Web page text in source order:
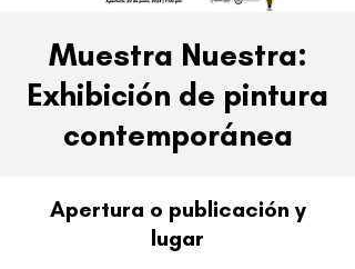
Muestra Nuestra:
Exhibición de pintura
contemporánea
Apertura o publicación y
lugar